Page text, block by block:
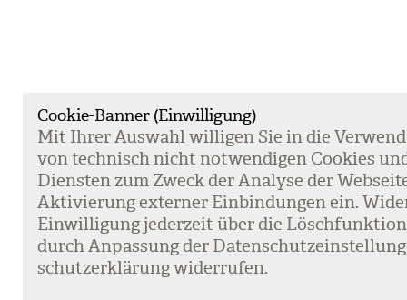
Cookie-Banner (Einwilligung)
Mit Ihrer Aus­wahl wil­li­gen Sie in die
von tech­nisch nicht not­wen­di­gen Coo­kies
Diens­ten zum Zweck der Ana­lyse der
Akti­vie­rung exter­ner Ein­bin­dun­gen ein.
Ein­wil­li­gung jeder­zeit über die
durch Anpas­sung der
schutz­er­klä­rung wider­ru­fen.